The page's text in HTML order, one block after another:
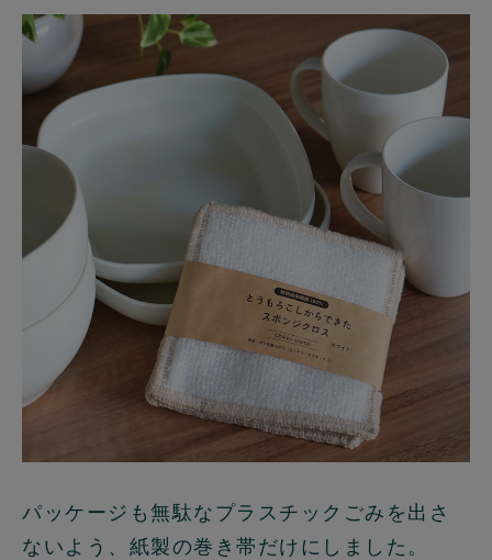
パッケージも無駄なプラスチックごみを出さ
ないよう、紙製の巻き帯だけにしました。